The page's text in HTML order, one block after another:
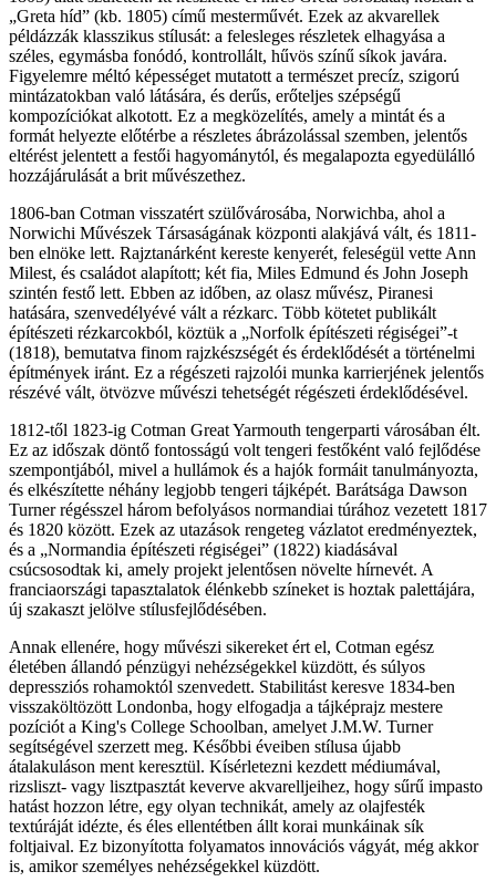
„Greta híd” (kb. 1805) című mesterművét. Ezek az akvarellek
példázzák klasszikus stílusát: a felesleges részletek elhagyása a
széles, egymásba fonódó, kontrollált, hűvös színű síkok javára.
Figyelemre méltó képességet mutatott a természet precíz, szigorú
mintázatokban való látására, és derűs, erőteljes szépségű
kompozíciókat alkotott. Ez a megközelítés, amely a mintát és a
formát helyezte előtérbe a részletes ábrázolással szemben, jelentős
eltérést jelentett a festői hagyománytól, és megalapozta egyedülálló
hozzájárulását a brit művészethez.
1806-ban Cotman visszatért szülővárosába, Norwichba, ahol a
Norwichi Művészek Társaságának központi alakjává vált, és 1811-
ben elnöke lett. Rajztanárként kereste kenyerét, feleségül vette Ann
Milest, és családot alapított; két fia, Miles Edmund és John Joseph
szintén festő lett. Ebben az időben, az olasz művész, Piranesi
hatására, szenvedélyévé vált a rézkarc. Több kötetet publikált
építészeti rézkarcokból, köztük a „Norfolk építészeti régiségei”-t
(1818), bemutatva finom rajzkészségét és érdeklődését a történelmi
építmények iránt. Ez a régészeti rajzolói munka karrierjének jelentős
részévé vált, ötvözve művészi tehetségét régészeti érdeklődésével.
1812-től 1823-ig Cotman Great Yarmouth tengerparti városában élt.
Ez az időszak döntő fontosságú volt tengeri festőként való fejlődése
szempontjából, mivel a hullámok és a hajók formáit tanulmányozta,
és elkészítette néhány legjobb tengeri tájképét. Barátsága Dawson
Turner régésszel három befolyásos normandiai túrához vezetett 1817
és 1820 között. Ezek az utazások rengeteg vázlatot eredményeztek,
és a „Normandia építészeti régiségei” (1822) kiadásával
csúcsosodtak ki, amely projekt jelentősen növelte hírnevét. A
franciaországi tapasztalatok élénkebb színeket is hoztak palettájára,
új szakaszt jelölve stílusfejlődésében.
Annak ellenére, hogy művészi sikereket ért el, Cotman egész
életében állandó pénzügyi nehézségekkel küzdött, és súlyos
depressziós rohamoktól szenvedett. Stabilitást keresve 1834-ben
visszaköltözött Londonba, hogy elfogadja a tájképrajz mestere
pozíciót a King's College Schoolban, amelyet J.M.W. Turner
segítségével szerzett meg. Későbbi éveiben stílusa újabb
átalakuláson ment keresztül. Kísérletezni kezdett médiumával,
rizsliszt- vagy lisztpasztát keverve akvarelljeihez, hogy sűrű impasto
hatást hozzon létre, egy olyan technikát, amely az olajfesték
textúráját idézte, és éles ellentétben állt korai munkáinak sík
foltjaival. Ez bizonyította folyamatos innovációs vágyát, még akkor
is, amikor személyes nehézségekkel küzdött.